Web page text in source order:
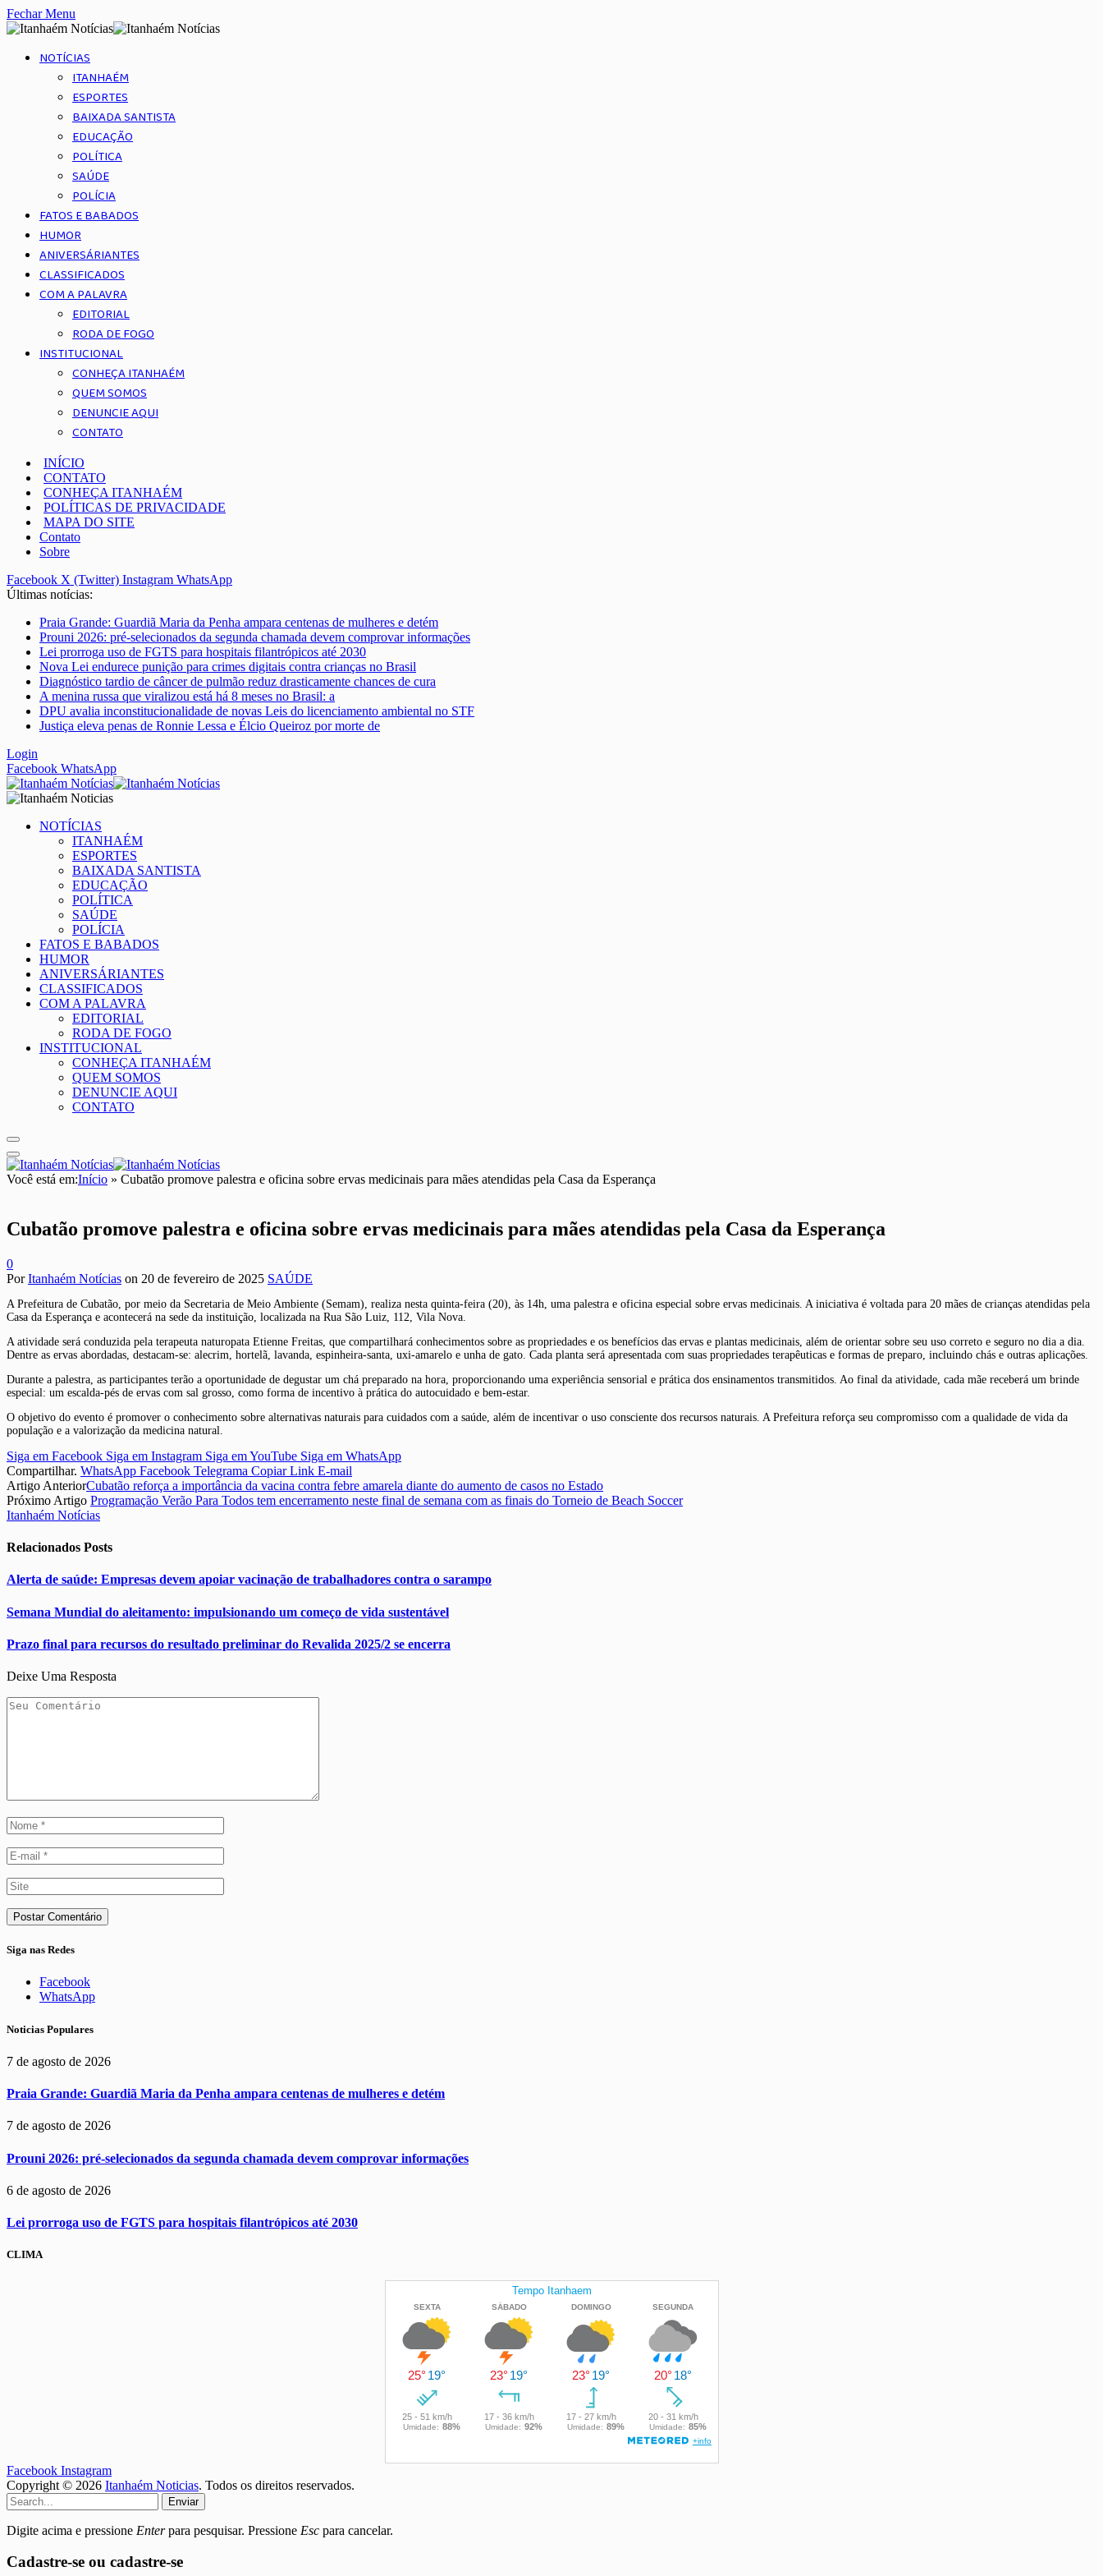
Fechar Menu
NOTÍCIAS
ITANHAÉM
ESPORTES
BAIXADA SANTISTA
EDUCAÇÃO
POLÍTICA
SAÚDE
POLÍCIA
FATOS E BABADOS
HUMOR
ANIVERSÁRIANTES
CLASSIFICADOS
COM A PALAVRA
EDITORIAL
RODA DE FOGO
INSTITUCIONAL
CONHEÇA ITANHAÉM
QUEM SOMOS
DENUNCIE AQUI
CONTATO
INÍCIO
CONTATO
CONHEÇA ITANHAÉM
POLÍTICAS DE PRIVACIDADE
MAPA DO SITE
Contato
Sobre
Facebook X (Twitter) Instagram WhatsApp
Últimas notícias:
Praia Grande: Guardiã Maria da Penha ampara centenas de mulheres e detém
Prouni 2026: pré-selecionados da segunda chamada devem comprovar informações
Lei prorroga uso de FGTS para hospitais filantrópicos até 2030
Nova Lei endurece punição para crimes digitais contra crianças no Brasil
Diagnóstico tardio de câncer de pulmão reduz drasticamente chances de cura
A menina russa que viralizou está há 8 meses no Brasil: a
DPU avalia inconstitucionalidade de novas Leis do licenciamento ambiental no STF
Justiça eleva penas de Ronnie Lessa e Élcio Queiroz por morte de
Login
Facebook WhatsApp
NOTÍCIAS
ITANHAÉM
ESPORTES
BAIXADA SANTISTA
EDUCAÇÃO
POLÍTICA
SAÚDE
POLÍCIA
FATOS E BABADOS
HUMOR
ANIVERSÁRIANTES
CLASSIFICADOS
COM A PALAVRA
EDITORIAL
RODA DE FOGO
INSTITUCIONAL
CONHEÇA ITANHAÉM
QUEM SOMOS
DENUNCIE AQUI
CONTATO
Você está em:Início » Cubatão promove palestra e oficina sobre ervas medicinais para mães atendidas pela Casa da Esperança
Cubatão promove palestra e oficina sobre ervas medicinais para mães atendidas pela Casa da Esperança
0
PorItanhaém Notícias on 20 de fevereiro de 2025 SAÚDE
A Prefeitura de Cubatão, por meio da Secretaria de Meio Ambiente (Semam), realiza nesta quinta-feira (20), às 14h, uma palestra e oficina especial sobre ervas medicinais. A iniciativa é voltada para 20 mães de crianças atendidas pela
Casa da Esperança e acontecerá na sede da instituição, localizada na Rua São Luiz, 112, Vila Nova.
A atividade será conduzida pela terapeuta naturopata Etienne Freitas, que compartilhará conhecimentos sobre as propriedades e os benefícios das ervas e plantas medicinais, além de orientar sobre seu uso correto e seguro no dia a dia.
Dentre as ervas abordadas, destacam-se: alecrim, hortelã, lavanda, espinheira-santa, uxi-amarelo e unha de gato. Cada planta será apresentada com suas propriedades terapêuticas e formas de preparo, incluindo chás e outras aplicações.
Durante a palestra, as participantes terão a oportunidade de degustar um chá preparado na hora, proporcionando uma experiência sensorial e prática dos ensinamentos transmitidos. Ao final da atividade, cada mãe receberá um brinde
especial: um escalda-pés de ervas com sal grosso, como forma de incentivo à prática do autocuidado e bem-estar.
O objetivo do evento é promover o conhecimento sobre alternativas naturais para cuidados com a saúde, além de incentivar o uso consciente dos recursos naturais. A Prefeitura reforça seu compromisso com a qualidade de vida da
população e a valorização da medicina natural.
Siga em Facebook Siga em Instagram Siga em YouTube Siga em WhatsApp
Compartilhar. WhatsApp Facebook Telegrama Copiar Link E-mail
Artigo AnteriorCubatão reforça a importância da vacina contra febre amarela diante do aumento de casos no Estado
Próximo Artigo Programação Verão Para Todos tem encerramento neste final de semana com as finais do Torneio de Beach Soccer
Itanhaém Notícias
Relacionados Posts
Alerta de saúde: Empresas devem apoiar vacinação de trabalhadores contra o sarampo
Semana Mundial do aleitamento: impulsionando um começo de vida sustentável
Prazo final para recursos do resultado preliminar do Revalida 2025/2 se encerra
Deixe Uma Resposta
Siga nas Redes
Facebook
WhatsApp
Noticias Populares
7 de agosto de 2026
Praia Grande: Guardiã Maria da Penha ampara centenas de mulheres e detém
7 de agosto de 2026
Prouni 2026: pré-selecionados da segunda chamada devem comprovar informações
6 de agosto de 2026
Lei prorroga uso de FGTS para hospitais filantrópicos até 2030
CLIMA
Facebook Instagram
Copyright © 2026 Itanhaém Noticias. Todos os direitos reservados.
Enviar
Digite acima e pressione Enterpara pesquisar. Pressione Esc para cancelar.
Cadastre-se ou cadastre-se